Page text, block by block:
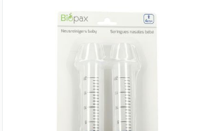
aan te passen.